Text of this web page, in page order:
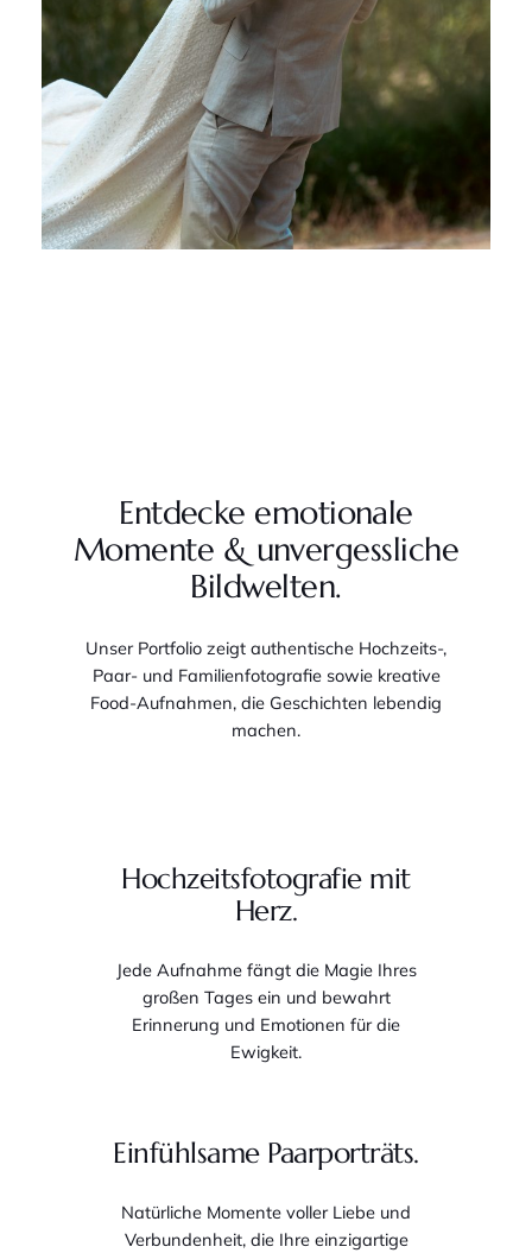
Entdecke emotionale
Momente & unvergessliche
Bildwelten.
Unser Portfolio zeigt authentische Hochzeits-,
Paar- und Familienfotografie sowie kreative
Food-Aufnahmen, die Geschichten lebendig
machen.
Hochzeitsfotografie mit
Herz.
Jede Aufnahme fängt die Magie Ihres
großen Tages ein und bewahrt
Erinnerung und Emotionen für die
Ewigkeit.
Einfühlsame Paarporträts.
Natürliche Momente voller Liebe und
Verbundenheit, die Ihre einzigartige